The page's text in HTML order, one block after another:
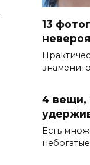
13
4 вещи,
Есть